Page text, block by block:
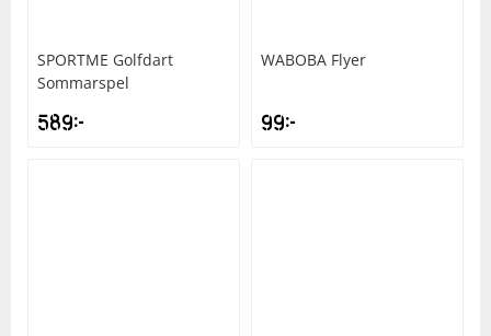
SPORTME Golfdart
Sommarspel
589kr
WABOBA Flyer
99kr